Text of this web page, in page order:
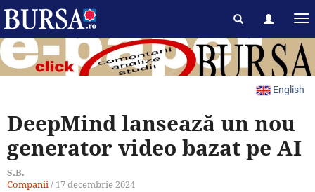
English
DeepMind lansează un nou
generator video bazat pe AI
S.B.
Companii/ 17 decembrie 2024